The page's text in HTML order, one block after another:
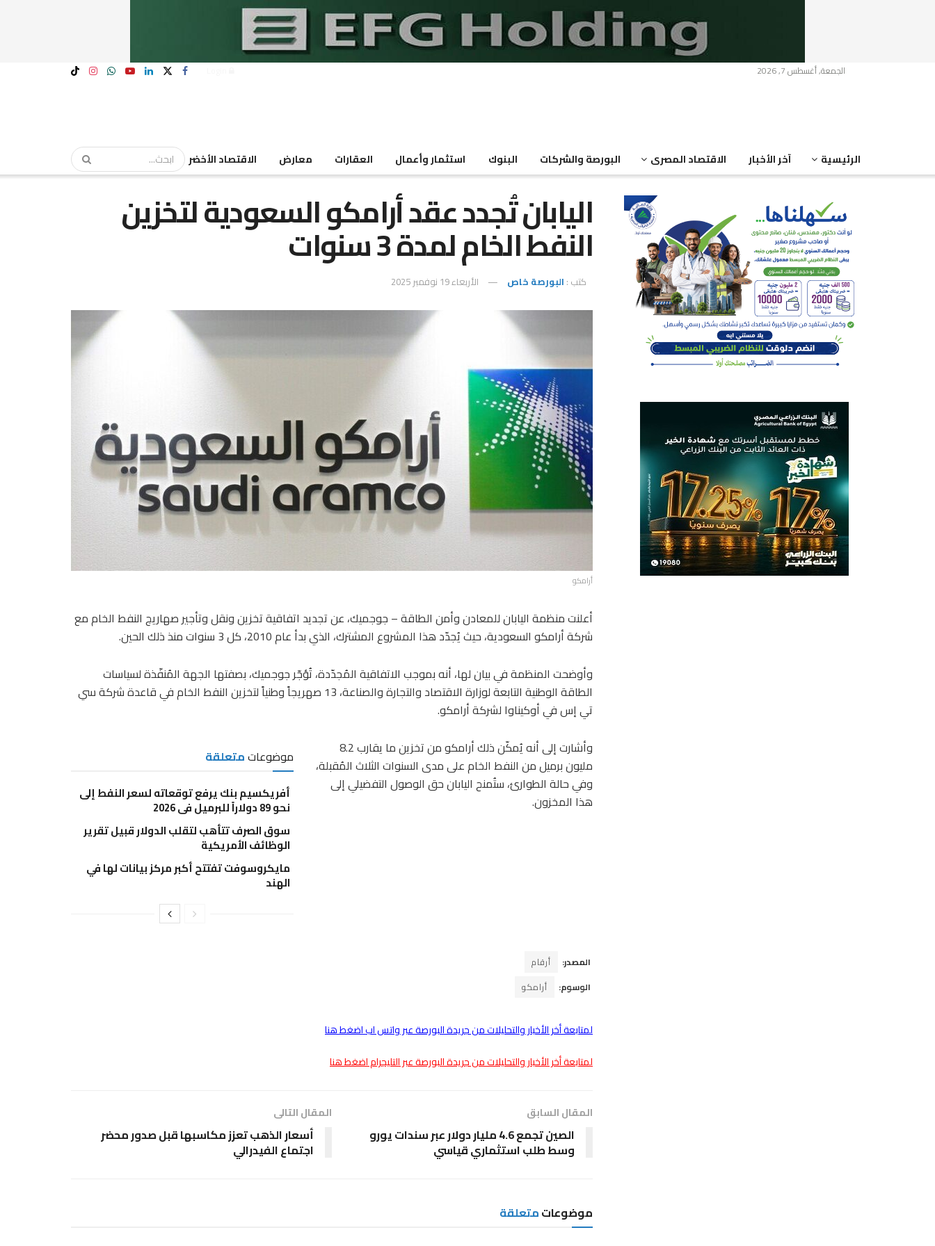
الجمعة, أغسطس 7, 2026
الرئيسية آخر الأخبار الاقتصاد المصرى البورصة والشركات البنوك استثمار وأعمال العقارات معارض الاقتصاد الأخضر
اليابان تُجدد عقد أرامكو السعودية لتخزين
النفط الخام لمدة 3 سنوات
كتب : البورصة خاص الأربعاء 19 نوفمبر 2025
أرامكو
أعلنت منظمة اليابان للمعادن وأمن الطاقة – جوجميك، عن تجديد اتفاقية تخزين ونقل وتأجير صهاريج النفط الخام مع
شركة أرامكو السعودية، حيث يُجدّد هذا المشروع المشترك، الذي بدأ عام 2010، كل 3 سنوات منذ ذلك الحين.
وأوضحت المنظمة في بيان لها، أنه بموجب الاتفاقية المُجدّدة، تُؤجّر جوجميك، بصفتها الجهة المُنفّذة لسياسات
الطاقة الوطنية التابعة لوزارة الاقتصاد والتجارة والصناعة، 13 صهريجاً وطنياً لتخزين النفط الخام في قاعدة شركة سي
تي إس في أوكيناوا لشركة أرامكو.
موضوعاتمتعلقة
أفريكسيم بنك يرفع توقعاته لسعر النفط إلى
نحو 89 دولاراً للبرميل في 2026
سوق الصرف تتأهب لتقلب الدولار قبيل تقرير
الوظائف الأمريكية
مايكروسوفت تفتتح أكبر مركز بيانات لها في
الهند
وأشارت إلى أنه يُمكّن ذلك أرامكو من تخزين ما يقارب 8.2
مليون برميل من النفط الخام على مدى السنوات الثلاث المُقبلة،
وفي حالة الطوارئ، ستُمنح اليابان حق الوصول التفضيلي إلى
هذا المخزون.
المصدر:
أرقام
الوسوم:
أرامكو
لمتابعة أخر الأخبار والتحليلات من جريدة البورصة عبر واتس اب اضغط هنا
لمتابعة أخر الأخبار والتحليلات من جريدة البورصة عبر التليجرام اضغط هنا
المقال السابق
الصين تجمع 4.6 مليار دولار عبر سندات يورو
وسط طلب استثماري قياسي
المقال التالى
أسعار الذهب تعزز مكاسبها قبل صدور محضر
اجتماع الفيدرالي
موضوعاتمتعلقة